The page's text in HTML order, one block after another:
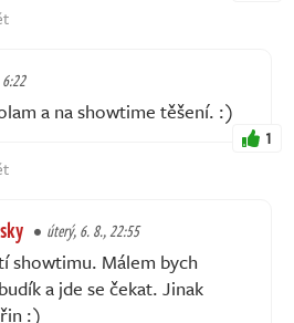
a na showtime těšení. :)
1
úterý, 6. 8., 22:55
showtimu. Málem bych
a jde se čekat. Jinak
:)